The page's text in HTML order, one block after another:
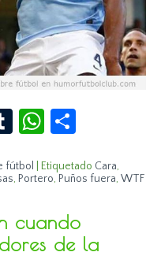
TumblrWhatsApp
fútbol Etiquetado Cara,
, Portero, Puños fuera,WTF
cuando
de la